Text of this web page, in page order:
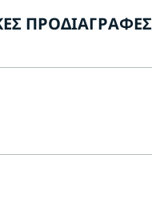
ΠΡΟΔΙΑΓΡΑΦΈΣ